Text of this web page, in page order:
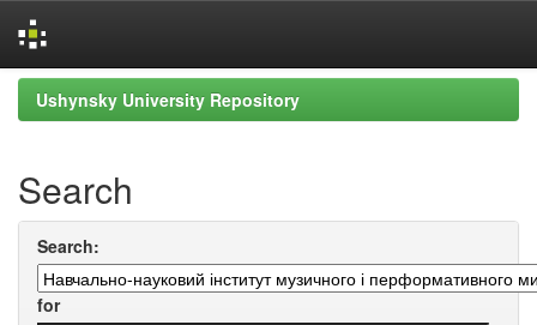
Skip
navigation
Ushynsky University Repository
Search
Search:
for